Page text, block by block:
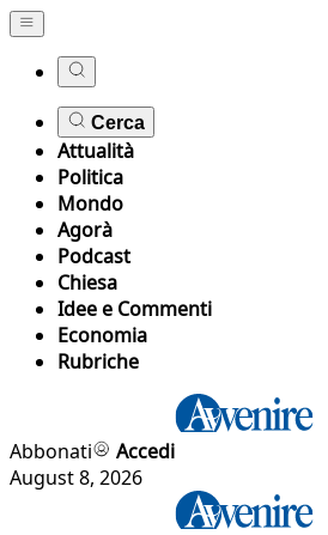
Cerca
Attualità
Politica
Mondo
Agorà
Podcast
Chiesa
Idee e Commenti
Economia
Rubriche
Abbonati
Accedi
August 8, 2026